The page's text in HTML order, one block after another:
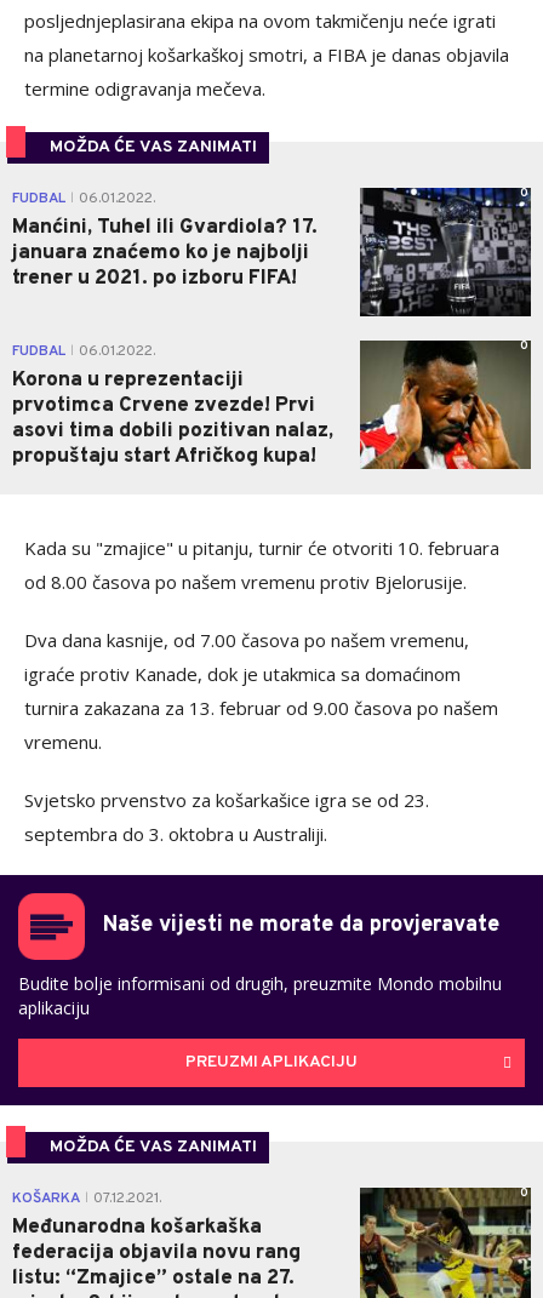
posljednjeplasirana ekipa na ovom takmičenju neće igrati
na planetarnoj košarkaškoj smotri, a FIBA je danas objavila
termine odigravanja mečeva.
MOŽDA ĆE VAS ZANIMATI
FUDBAL 06.01.2022.
Manćini, Tuhel ili Gvardiola? 17.
januara znaćemo ko je najbolji
trener u 2021. po izboru FIFA!
0
FUDBAL 06.01.2022.
Korona u reprezentaciji
prvotimca Crvene zvezde! Prvi
asovi tima dobili pozitivan nalaz,
propuštaju start Afričkog kupa!
0
Kada su "zmajice" u pitanju, turnir će otvoriti 10. februara
od 8.00 časova po našem vremenu protiv Bjelorusije.
Dva dana kasnije, od 7.00 časova po našem vremenu,
igraće protiv Kanade, dok je utakmica sa domaćinom
turnira zakazana za 13. februar od 9.00 časova po našem
vremenu.
Svjetsko prvenstvo za košarkašice igra se od 23.
septembra do 3. oktobra u Australiji.
Naše vijesti ne morate da provjeravate
Budite bolje informisani od drugih, preuzmite Mondo mobilnu
aplikaciju
PREUZMI APLIKACIJU
MOŽDA ĆE VAS ZANIMATI
KOŠARKA 07.12.2021.
Međunarodna košarkaška
federacija objavila novu rang
listu: “Zmajice” ostale na 27.
0